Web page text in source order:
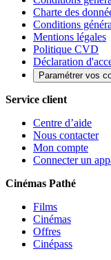
Charte des
Conditions
Mentions légales
Politique CVD
Déclaration
Paramétrer vos
Service client
Centre d’aide
Nous contacter
Mon compte
Connecter un
Cinémas Pathé
Films
Cinémas
Offres
Cinépass